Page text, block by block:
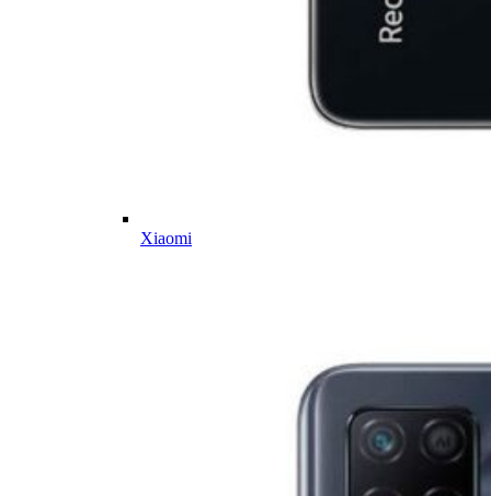
Xiaomi